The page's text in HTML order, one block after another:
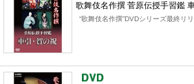
歌舞伎名作撰 菅原伝授手習鑑
“歌舞伎名作撰”DVDシリーズ最終リ